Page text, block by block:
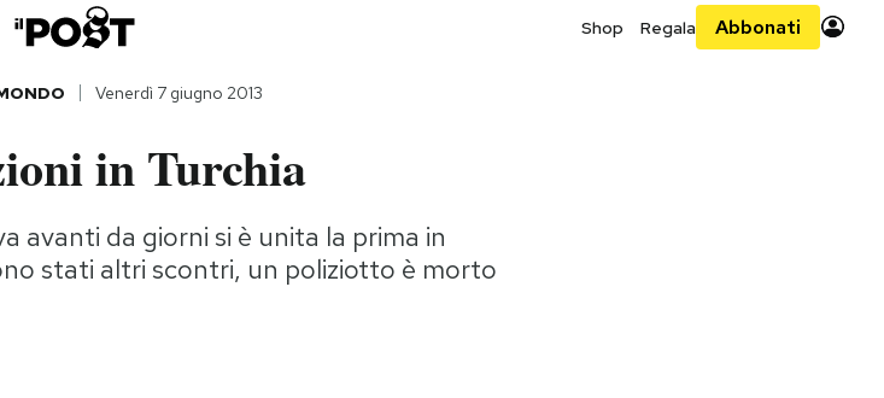
Shop Regala Abbonati
Venerdì 7 giugno 2013
in Turchia
avanti da giorni si è unita la prima in
stati altri scontri, un poliziotto è morto